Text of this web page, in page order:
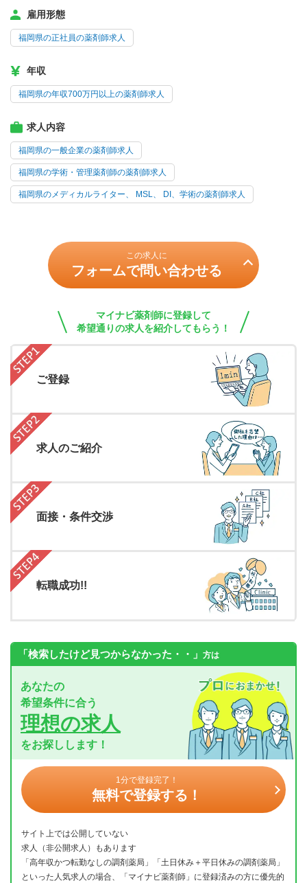
雇用形態
福岡県の正社員の薬剤師求人
年収
福岡県の年収700万円以上の薬剤師求人
求人内容
福岡県の一般企業の薬剤師求人
福岡県の学術・管理薬剤師の薬剤師求人
福岡県のメディカルライター、 MSL、 DI、学術の薬剤師求人
この求人に
フォームで問い合わせる
マイナビ薬剤師に登録して
希望通りの求人を紹介してもらう！
ご登録
求人のご紹介
面接・条件交渉
転職成功!!
「検索したけど見つからなかった・・」 方は
あなたの
希望条件に合う
理想の求人
をお探しします！
1分で登録完了！
無料で登録する！
サイト上では公開していない
求人（非公開求人）もあります
「高年収かつ転勤なしの調剤薬局」「土日休み＋平日休みの調剤薬局」
といった人気求人の場合、「マイナビ薬剤師」に登録済みの方に優先的